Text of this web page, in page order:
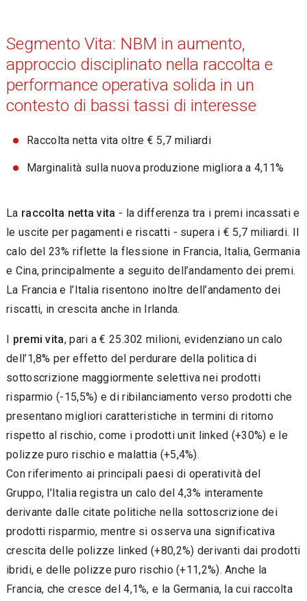
Segmento Vita: NBM in aumento,
approccio disciplinato nella raccolta e
performance operativa solida in un
contesto di bassi tassi di interesse
Raccolta netta vita oltre € 5,7 miliardi
Marginalità sulla nuova produzione migliora a 4,11%
La raccolta netta vita - la differenza tra i premi incassati e
le uscite per pagamenti e riscatti - supera i € 5,7 miliardi. Il
calo del 23% riflette la flessione in Francia, Italia, Germania
e Cina, principalmente a seguito dell’andamento dei premi.
La Francia e l’Italia risentono inoltre dell’andamento dei
riscatti, in crescita anche in Irlanda.
premi vita, pari a € 25.302 milioni, evidenziano un calo
dell’1,8% per effetto del perdurare della politica di
sottoscrizione maggiormente selettiva nei prodotti
risparmio (-15,5%) e di ribilanciamento verso prodotti che
presentano migliori caratteristiche in termini di ritorno
rispetto al rischio, come i prodotti unit linked (+30%) e le
polizze puro rischio e malattia (+5,4%).
Con riferimento ai principali paesi di operatività del
Gruppo, l’Italia registra un calo del 4,3% interamente
derivante dalle citate politiche nella sottoscrizione dei
prodotti risparmio, mentre si osserva una significativa
crescita delle polizze linked (+80,2%) derivanti dai prodotti
ibridi, e delle polizze puro rischio (+11,2%). Anche la
Francia, che cresce del 4,1%, e la Germania, la cui raccolta